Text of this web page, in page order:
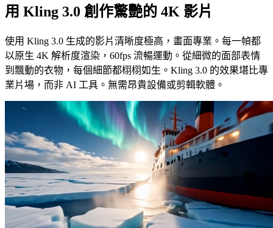
用 Kling 3.0 創作驚艷的 4K 影片
使用 Kling 3.0 生成的影片清晰度極高，畫面專業。每一幀都
以原生 4K 解析度渲染，60fps 流暢運動。從細微的面部表情
到飄動的衣物，每個細節都栩栩如生。Kling 3.0 的效果堪比專
業片場，而非 AI 工具。無需昂貴設備或剪輯軟體。